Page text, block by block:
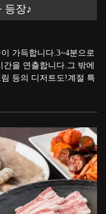
등장♪
가득합니다.3~4분으로
을 연출합니다.그 밖에
등의 디저트도!계절 특